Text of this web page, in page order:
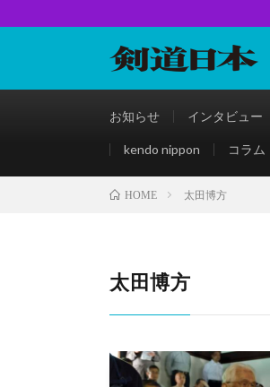
お知らせ インタビュー
kendo nippon コラム
HOME 太田博方
太田博方